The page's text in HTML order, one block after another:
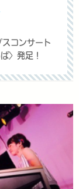
コンサート
〉発足！